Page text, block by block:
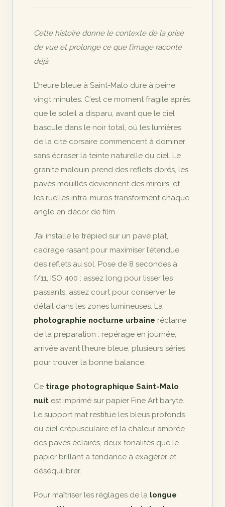
Cette histoire donne le contexte de la prise
de vue et prolonge ce que l’image raconte
déjà.
L’heure bleue à Saint-Malo dure à peine
vingt minutes. C’est ce moment fragile après
que le soleil a disparu, avant que le ciel
bascule dans le noir total, où les lumières
de la cité corsaire commencent à dominer
sans écraser la teinte naturelle du ciel. Le
granite malouin prend des reflets dorés, les
pavés mouillés deviennent des miroirs, et
les ruelles intra-muros transforment chaque
angle en décor de film.
J’ai installé le trépied sur un pavé plat,
cadrage rasant pour maximiser l’étendue
des reflets au sol. Pose de 8 secondes à
f/11, ISO 400 : assez long pour lisser les
passants, assez court pour conserver le
détail dans les zones lumineuses. La
photographie nocturne urbaine réclame
de la préparation : repérage en journée,
arrivée avant l’heure bleue, plusieurs séries
pour trouver la bonne balance.
Ce tirage photographique Saint-Malo
nuit est imprimé sur papier Fine Art baryté.
Le support mat restitue les bleus profonds
du ciel crépusculaire et la chaleur ambrée
des pavés éclairés, deux tonalités que le
papier brillant a tendance à exagérer et
déséquilibrer.
Pour maîtriser les réglages de la longue